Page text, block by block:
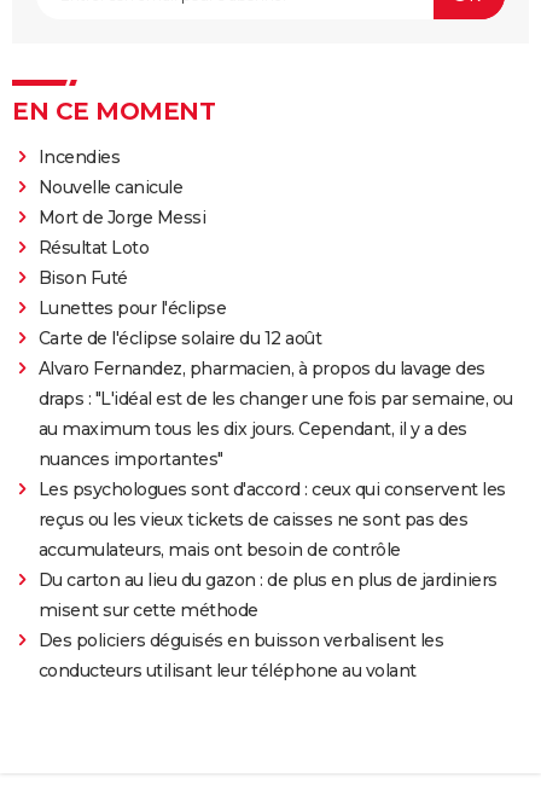
EN CE MOMENT
Incendies
Nouvelle canicule
Mort de Jorge Messi
Résultat Loto
Bison Futé
Lunettes pour l'éclipse
Carte de l'éclipse solaire du 12 août
Alvaro Fernandez, pharmacien, à propos du lavage des
draps : "L'idéal est de les changer une fois par semaine, ou
au maximum tous les dix jours. Cependant, il y a des
nuances importantes"
Les psychologues sont d'accord : ceux qui conservent les
reçus ou les vieux tickets de caisses ne sont pas des
accumulateurs, mais ont besoin de contrôle
Du carton au lieu du gazon : de plus en plus de jardiniers
misent sur cette méthode
Des policiers déguisés en buisson verbalisent les
conducteurs utilisant leur téléphone au volant